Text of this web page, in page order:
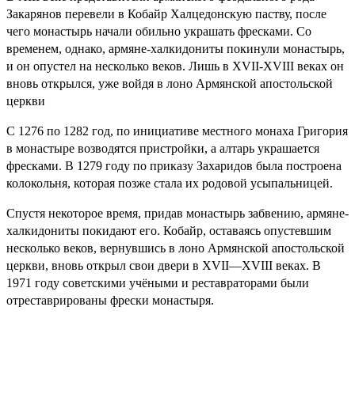
Закарянов перевели в Кобайр Халцедонскую паству, после
чего монастырь начали обильно украшать фресками. Со
временем, однако, армяне-халкидониты покинули монастырь,
и он опустел на несколько веков. Лишь в XVII-XVIII веках он
вновь открылся, уже войдя в лоно Армянской апостольской
церкви
С 1276 по 1282 год, по инициативе местного монаха Григория
в монастыре возводятся пристройки, а алтарь украшается
фресками. В 1279 году по приказу Захаридов была построена
колокольня, которая позже стала их родовой усыпальницей.
Спустя некоторое время, придав монастырь забвению, армяне-
халкидониты покидают его. Кобайр, оставаясь опустевшим
несколько веков, вернувшись в лоно Армянской апостольской
церкви, вновь открыл свои двери в XVII—XVIII веках. В
1971 году советскими учёными и реставраторами были
отреставрированы фрески монастыря.